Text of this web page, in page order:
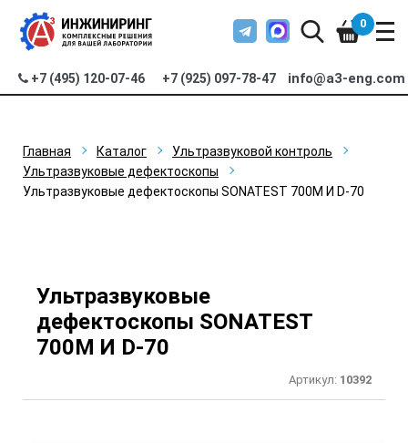
+7 (495) 120-07-46 +7 (925) 097-78-47 info@a3-eng.com
0
Главная Каталог
Ультразвуковой контроль
Ультразвуковые дефектоскопы
Ультразвуковые дефектоскопы SONATEST 700M И D-70
Ультразвуковые
дефектоскопы SONATEST
700M И D-70
Артикул: 10392